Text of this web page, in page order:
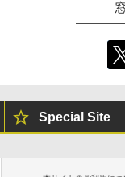
Special Site